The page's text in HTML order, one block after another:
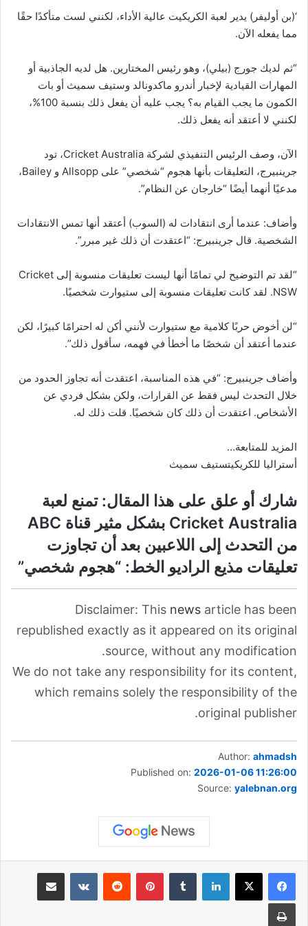
‘(بن أوليفر) يدير لعبة الكريكيت عالية الأداء، لكنني لست متأكدًا حقًا
مما يفعله الآن.
“ثم لديك جورج (بيلي)، وهو رئيس المختارين. هل لديه الجاذبية أو
المهارات القيادية لإخبار أندرو ماكدونالد وستيف سميث أو بات
الكمون ما يجب القيام به؟ يجب عليه أن يفعل ذلك بنسبة 100%،
لكنني لا أعتقد أنه يفعل ذلك.
الآن، وصف الرئيس التنفيذي لشركة Cricket Australia، تود
جرينبيرج، التعليقات بأنها هجوم “شخصي” على Allsopp و Bailey،
مدعيًا أنهما أيضًا “خارجان عن النظام”.
وأضاف: عندما أرى انتقادات له (السوب) أعتقد أنها تمس الانتقادات
الشخصية. قال جرينبيرج: “اعتقدت أن ذلك غير مبرر”.
“لقد تم التوضيح لي تمامًا أنها ليست
تعليقات منسوبة إلى Cricket
NSW. لقد
كانت تعليقات منسوبة إلى ستيوارت شخصيًا.
“لن أخوض حربًا كلامية مع ستيوارت لأنني أكن له احترامًا كبيرًا، لكن
عندما أعتقد أن شخصًا ما أخطأ في فهمه، سأقول ذلك”.
وأضاف جرينبيرج: “في هذه المناسبة، اعتقدت أنه تجاوز الحدود من
خلال التحدث ليس فقط عن القرارات، ولكن بشكل فردي عن
الأشخاص. اعتقدت أن ذلك كان شخصيًا. قلت ذلك له.
المزيد للمتابعة…
أستراليا للكريكيتستيف سميث
شارك أو علق على هذا المقال: تمنع لعبة
Cricket Australia بشكل مثير قناة ABC
من التحدث إلى اللاعبين بعد أن تجاوزت
تعليقات مذيع الراديو الخط: “هجوم شخصي”
Disclaimer: This news article has been
republished exactly as it appeared on its original
source, without any modification.
We do not take any responsibility for its content,
which remains solely the responsibility of the
original publisher.
Author: ahmadsh
Published on: 2026-01-06 11:26:00
Source: yalebnan.org
لينكدإن بينتيريست